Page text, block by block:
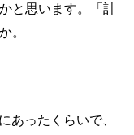
と思います。「計
。
あったくらいで、